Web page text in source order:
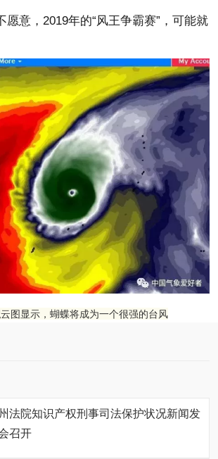
愿意，2019年的“风王争霸赛”，可能就
图显示，蝴蝶将成为一个很强的台风
法院知识产权刑事司法保护状况新闻发
召开